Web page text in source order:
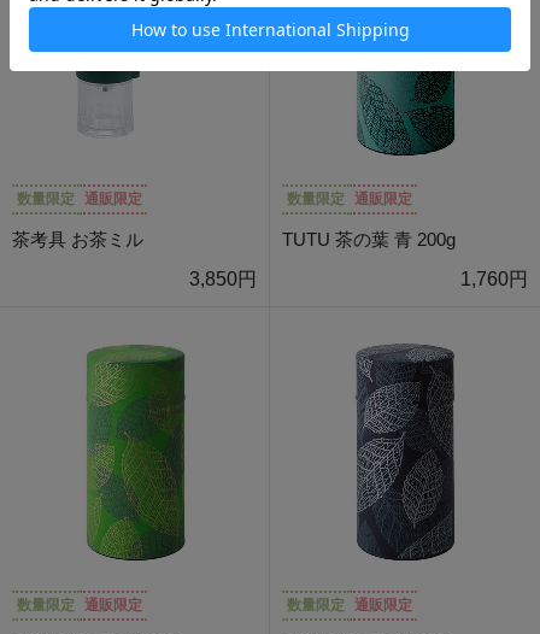
数量限定 通販限定
茶考具 お茶ミル
3,850円
数量限定 通販限定
TUTU 茶の葉 青 200g
1,760円
数量限定 通販限定 数量限定 通販限定